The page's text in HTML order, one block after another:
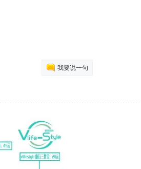
我要说一句